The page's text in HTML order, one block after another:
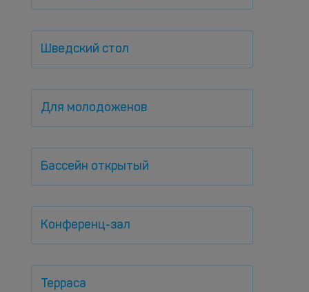
Шведский стол
Для молодоженов
Бассейн открытый
Конференц-зал
Терраса